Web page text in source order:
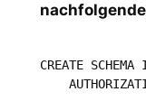
CREATE